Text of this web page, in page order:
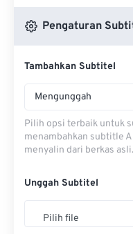
Pengaturan
Tambahkan Subtitel
Mengunggah
Pilih opsi terbaik untuk
menambahkan subtitle
menyalin dari berkas asli.
Unggah Subtitel
Pilih file